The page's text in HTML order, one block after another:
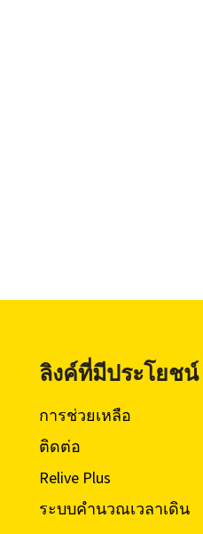
ลิงค์ที่มีประโยชน์
การช่วยเหลือ
ติดต่อ
Relive Plus
ระบบคำนวณเวลาเดิน